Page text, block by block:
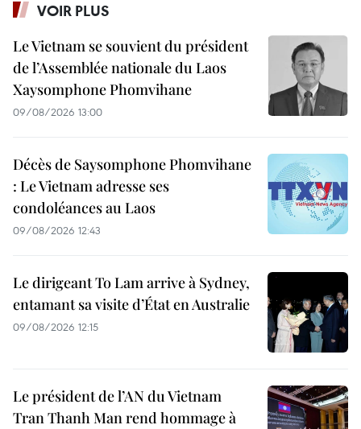
VOIR PLUS
Le Vietnam se souvient du président
de l’Assemblée nationale du Laos
Xaysomphone Phomvihane
09/08/2026 13:00
Décès de Saysomphone Phomvihane
: Le Vietnam adresse ses
condoléances au Laos
09/08/2026 12:43
Le dirigeant To Lam arrive à Sydney,
entamant sa visite d’État en Australie
09/08/2026 12:15
Le président de l’AN du Vietnam
Tran Thanh Man rend hommage à